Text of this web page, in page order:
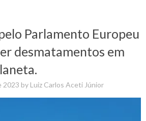
Parlamento Europeu
desmatamentos em
2023 by Luiz Carlos Aceti Júnior